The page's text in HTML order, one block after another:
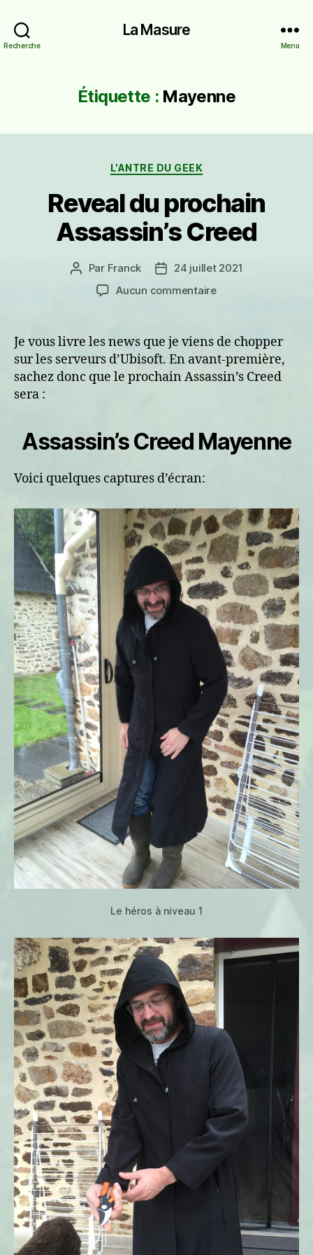
Recherche
La Masure
Menu
Étiquette : Mayenne
Catégories
L'ANTRE DU GEEK
Reveal du prochain
Assassin’s Creed
Auteur
l’article
Par Franck
Date24 juillet 2021
Aucun commentairesur
prochain
Assassin’s
Creed
Je vous livre les news que je viens de chopper
sur les serveurs d’Ubisoft. En avant-première,
sachez donc que le prochain Assassin’s Creed
sera :
Assassin’s Creed Mayenne
Voici quelques captures d’écran:
Le héros à niveau 1